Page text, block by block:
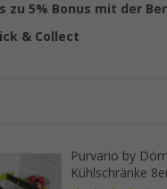
zu 5% Bonus mit der
& Collect
Purvario by
Kühlschränke